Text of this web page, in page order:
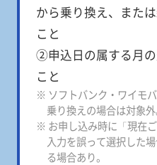
から乗り換え、また
こと
②申込日の属する月
こと
※ ソフトバンク・ワイモ
乗り換えの場合は対象外
※ お申し込み時に「現在
入力を誤って選択した
る場合あり。